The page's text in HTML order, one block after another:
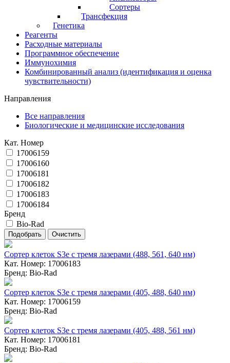
Сортеры
Трансфекция
Генетика
Реагенты
Расходные материалы
Программное обеспечение
Иммунохимия
Комбинированный анализ (идентификация и оценка
чувствительности)
Направления
Все направления
Биологические и медицинские исследования
Кат. Номер
17006159
17006160
17006181
17006182
17006183
17006184
Бренд
Bio-Rad
Сортер клеток S3e с тремя лазерами (488, 561, 640 нм)
Кат. Номер: 17006183
Бренд: Bio-Rad
Сортер клеток S3e с тремя лазерами (405, 488, 640 нм)
Кат. Номер: 17006159
Бренд: Bio-Rad
Сортер клеток S3e с тремя лазерами (405, 488, 561 нм)
Кат. Номер: 17006181
Бренд: Bio-Rad